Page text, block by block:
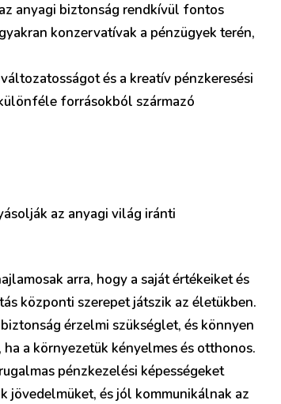
anyagi biztonság rendkívül fontos
konzervatívak a pénzügyek terén,
és a kreatív pénzkeresési
forrásokból származó
az anyagi világ iránti
arra, hogy a saját értékeiket és
központi szerepet játszik az életükben.
érzelmi szükséglet, és könnyen
a környezetük kényelmes és otthonos.
pénzkezelési képességeket
jövedelmüket, és jól kommunikálnak az